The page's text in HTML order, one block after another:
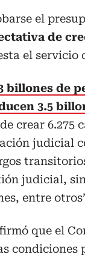
el
de
el servicio
billones de
3.5
crear 6.275
judicial
judicial,
entre
que el
condiciones